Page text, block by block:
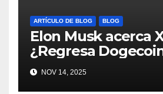
ARTÍCULO DE BLOG BLOG
Elon Musk acerca
¿Regresa
nuevo pago
#Dogecoin
NOV 14, 2025